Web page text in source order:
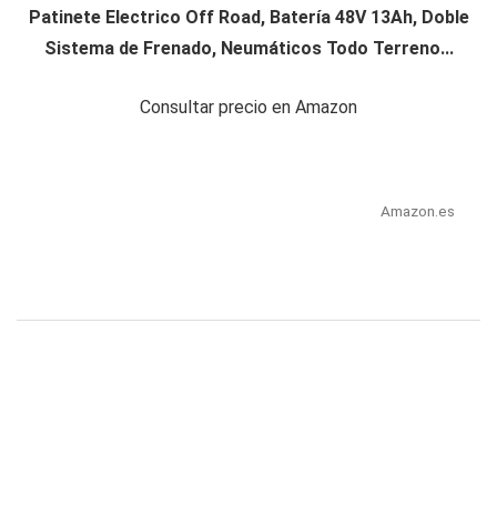
Patinete Electrico Off Road, Batería 48V 13Ah, Doble
Sistema de Frenado, Neumáticos Todo Terreno...
Consultar precio en Amazon
Amazon.es